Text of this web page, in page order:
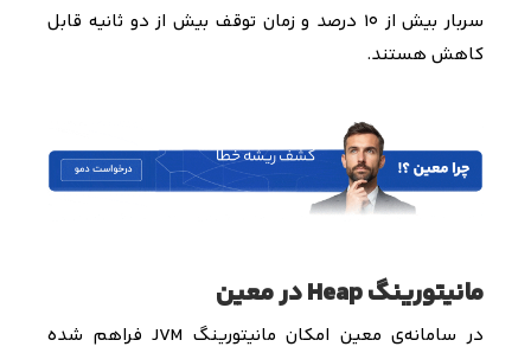
سربار بیش از ۱۰ درصد و زمان توقف بیش از دو ثانیه قابل
کاهش هستند.
مانیتورینگ Heap در معین
در سامانه‌ی معین امکان مانیتورینگ JVMفراهم شده